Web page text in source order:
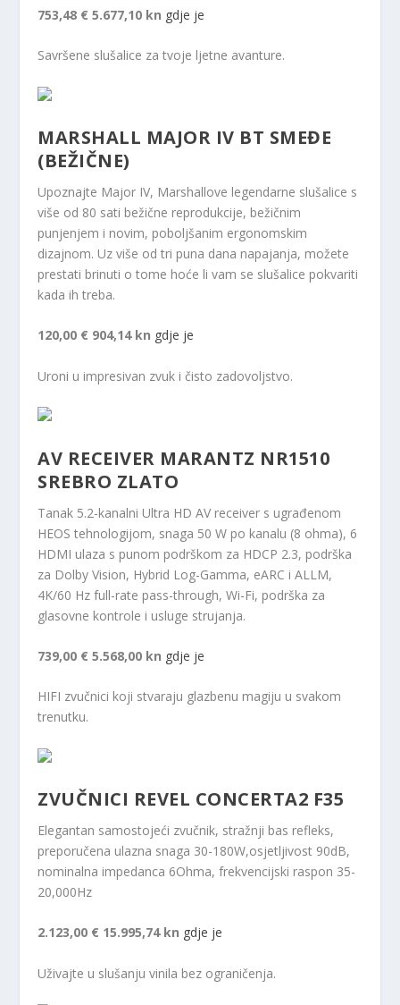
753,48 €5.677,10 kn gdje je
Savršene slušalice za tvoje ljetne avanture.
MARSHALL MAJOR IV BT SMEĐE
(BEŽIČNE)
Upoznajte Major IV, Marshallove legendarne slušalice s
više od 80 sati bežične reprodukcije, bežičnim
punjenjem i novim, poboljšanim ergonomskim
dizajnom. Uz više od tri puna dana napajanja, možete
prestati brinuti o tome hoće li vam se slušalice pokvariti
kada ih treba.
120,00 € 904,14 kn gdje je
Uroni u impresivan zvuk i čisto zadovoljstvo.
AV RECEIVER MARANTZ NR1510
SREBRO ZLATO
Tanak 5.2-kanalni Ultra HD AV receiver s ugrađenom
HEOS tehnologijom, snaga 50 W po kanalu (8 ohma), 6
HDMI ulaza s punom podrškom za HDCP 2.3, podrška
za Dolby Vision, Hybrid Log-Gamma, eARC i ALLM,
4K/60 Hz full-rate pass-through, Wi-Fi, podrška za
glasovne kontrole i usluge strujanja.
739,00 €5.568,00 kn gdje je
HIFI zvučnici koji stvaraju glazbenu magiju u svakom
trenutku.
ZVUČNICI REVEL CONCERTA2 F35
Elegantan samostojeći zvučnik, stražnji bas refleks,
preporučena ulazna snaga 30-180W,osjetljivost 90dB,
nominalna impedanca 6Ohma, frekvencijski raspon 35-
20,000Hz
2.123,00 € 15.995,74 kn gdje je
Uživajte u slušanju vinila bez ograničenja.